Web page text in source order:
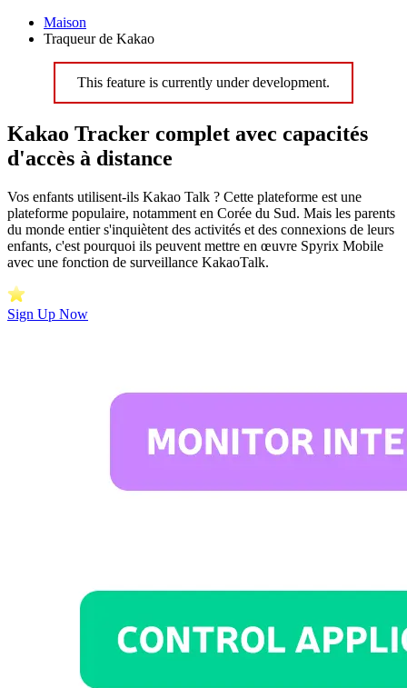
Maison
Traqueur de Kakao
This feature is currently under development.
Kakao Tracker complet avec capacités
d'accès à distance
Vos enfants utilisent-ils Kakao Talk ? Cette plateforme est une
plateforme populaire, notamment en Corée du Sud. Mais les parents
du monde entier s'inquiètent des activités et des connexions de leurs
enfants, c'est pourquoi ils peuvent mettre en œuvre Spyrix Mobile
avec une fonction de surveillance KakaoTalk.
Sign Up Now